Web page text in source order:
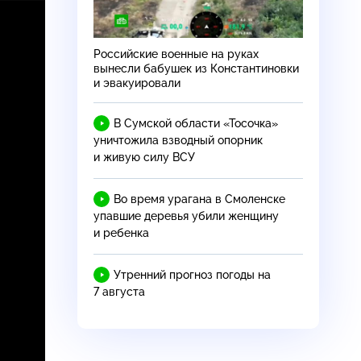
Российские военные на руках
вынесли бабушек из Константиновки
и эвакуировали
В Сумской области «Тосочка»
уничтожила взводный опорник
и живую силу ВСУ
Во время урагана в Смоленске
упавшие деревья убили женщину
и ребенка
Утренний прогноз погоды на
7 августа